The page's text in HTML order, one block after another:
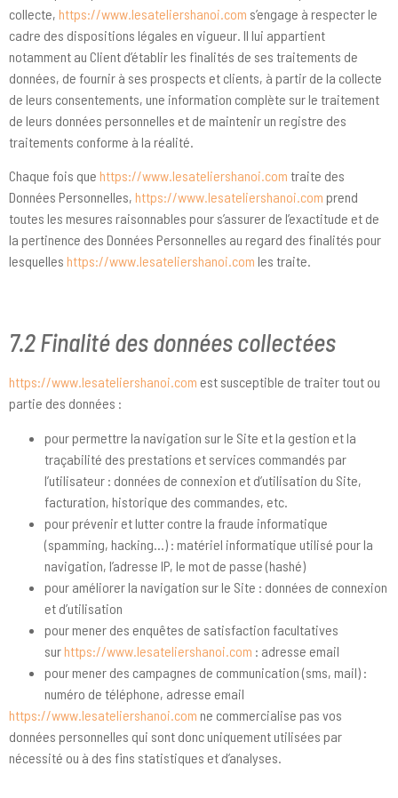
collecte, https://www.lesateliershanoi.com s’engage à respecter le
cadre des dispositions légales en vigueur. Il lui appartient
notamment au Client d’établir les finalités de ses traitements de
données, de fournir à ses prospects et clients, à partir de la collecte
de leurs consentements, une information complète sur le traitement
de leurs données personnelles et de maintenir un registre des
traitements conforme à la réalité.
Chaque fois que https://www.lesateliershanoi.com traite des
Données Personnelles, https://www.lesateliershanoi.com prend
toutes les mesures raisonnables pour s’assurer de l’exactitude et de
la pertinence des Données Personnelles au regard des finalités pour
lesquelles https://www.lesateliershanoi.com les traite.
7.2 Finalité des données collectées
https://www.lesateliershanoi.com est susceptible de traiter tout ou
partie des données :
pour permettre la navigation sur le Site et la gestion et la
traçabilité des prestations et services commandés par
l’utilisateur : données de connexion et d’utilisation du Site,
facturation, historique des commandes, etc.
pour prévenir et lutter contre la fraude informatique
(spamming, hacking…) : matériel informatique utilisé pour la
navigation, l’adresse IP, le mot de passe (hashé)
pour améliorer la navigation sur le Site : données de connexion
et d’utilisation
pour mener des enquêtes de satisfaction facultatives
surhttps://www.lesateliershanoi.com : adresse email
pour mener des campagnes de communication (sms, mail) :
numéro de téléphone, adresse email
https://www.lesateliershanoi.com ne commercialise pas vos
données personnelles qui sont donc uniquement utilisées par
nécessité ou à des fins statistiques et d’analyses.